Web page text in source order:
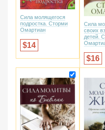
Сила молящегося
подростка. Сторми
Омартиан
14
Сила
своих
детей.
16